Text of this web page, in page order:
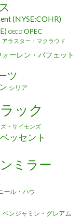
(NYSE:COHR)
OECD OPEC
アラスター・マクラウド
ォーレン・バフェット
ツ
シリア
ック
・サイモンズ
ッセント
ミラー
ール・ハウ
ベンジャミン・グレアム